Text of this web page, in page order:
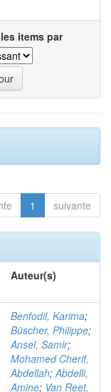
items par
1 suivante
Auteur(s)
Benfodil, Karima;
Büscher, Philippe;
Ansel, Samir;
Mohamed Cherif,
Abdellah;Abdelli,
Amine; Van Reet,